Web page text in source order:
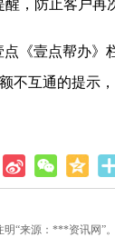
，防止客户再
《壹点帮办》
不互通的提示
“来源：***资讯网”